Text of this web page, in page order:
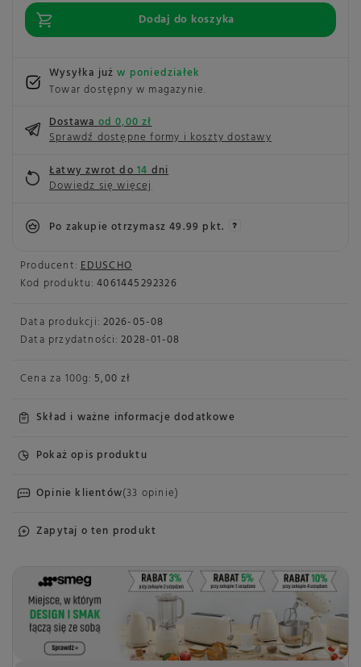
Producent: EDUSCHO
Kod produktu: 4061445292326
Data produkcji: 2026-05-08
Data przydatności: 2028-01-08
Cena za 100g: 5,00 zł
Skład i ważne informacje dodatkowe
Pokaż opis produktu
Opinie klientów(33 opinie)
Zapytaj o ten produkt
Dodaj do koszyka
Wysyłka jużw poniedziałek
Towar dostępny w magazynie
Dostawaod 0,00 zł
Sprawdź dostępne formy i koszty dostawy
Łatwy zwrot do14dni
Dowiedz się więcej
Po zakupie otrzymasz49.99 pkt.